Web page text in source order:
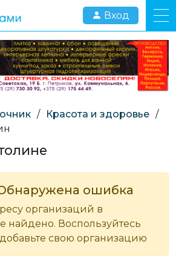
Вход
/ Красота и здоровье /
ошибка
организаций в
найдено. Воспользуйтесь
свою организацию